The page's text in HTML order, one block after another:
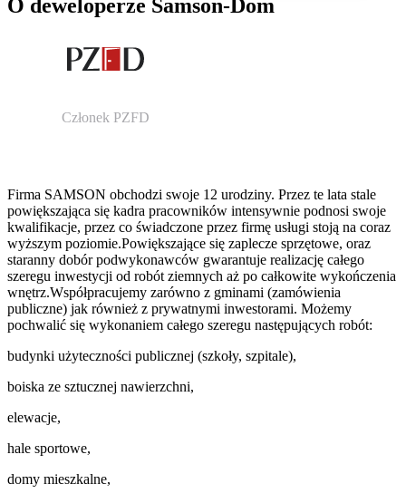
O deweloperze Samson-Dom
Członek PZFD
Firma SAMSON obchodzi swoje 12 urodziny. Przez te lata stale
powiększająca się kadra pracowników intensywnie podnosi swoje
kwalifikacje, przez co świadczone przez firmę usługi stoją na coraz
wyższym poziomie.Powiększające się zaplecze sprzętowe, oraz
staranny dobór podwykonawców gwarantuje realizację całego
szeregu inwestycji od robót ziemnych aż po całkowite wykończenia
wnętrz.Współpracujemy zarówno z gminami (zamówienia
publiczne) jak również z prywatnymi inwestorami. Możemy
pochwalić się wykonaniem całego szeregu następujących robót:
budynki użyteczności publicznej (szkoły, szpitale),
boiska ze sztucznej nawierzchni,
elewacje,
hale sportowe,
domy mieszkalne,